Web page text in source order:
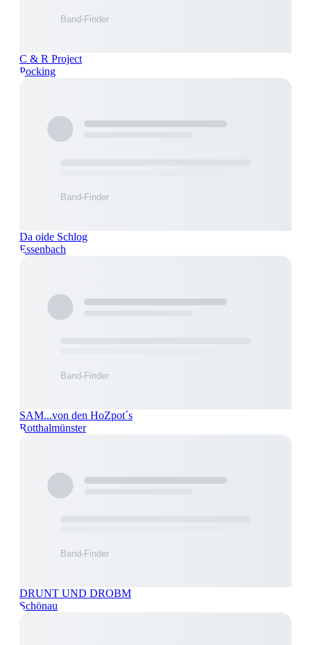
C & R Project
Pocking
Da oide Schlog
Essenbach
SAM...von den HoZpot´s
Rotthalmünster
DRUNT UND DROBM
Schönau